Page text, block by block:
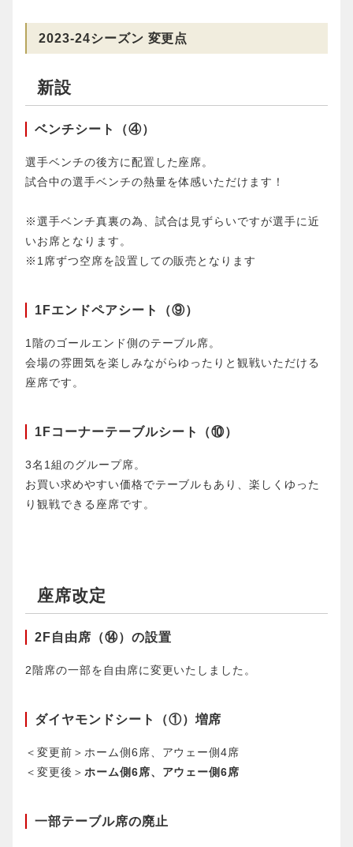
2023-24シーズン 変更点
新設
ベンチシート（④）
選手ベンチの後方に配置した座席。
試合中の選手ベンチの熱量を体感いただけます！
※選手ベンチ真裏の為、試合は見ずらいですが選手に近
いお席となります。
※1席ずつ空席を設置しての販売となります
1Fエンドペアシート（⑨）
1階のゴールエンド側のテーブル席。
会場の雰囲気を楽しみながらゆったりと観戦いただける
座席です。
1Fコーナーテーブルシート（⑩）
3名1組のグループ席。
お買い求めやすい価格でテーブルもあり、楽しくゆった
り観戦できる座席です。
座席改定
2F自由席（⑭）の設置
2階席の一部を自由席に変更いたしました。
ダイヤモンドシート（①）増席
＜変更前＞ホーム側6席、アウェー側4席
＜変更後＞ ホーム側6席、アウェー側6席
一部テーブル席の廃止